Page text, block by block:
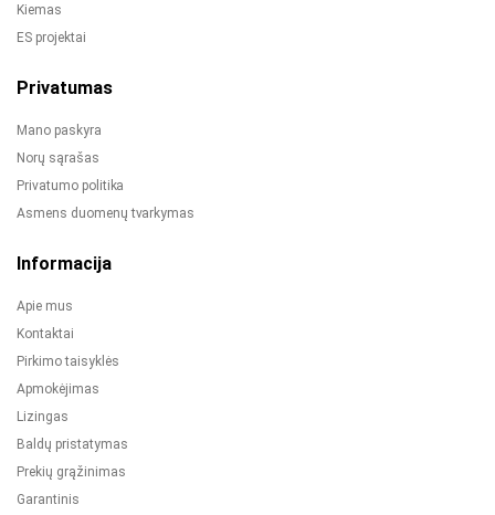
Kiemas
ES projektai
Privatumas
Mano paskyra
Norų sąrašas
Privatumo politika
Asmens duomenų tvarkymas
Informacija
Apie mus
Kontaktai
Pirkimo taisyklės
Apmokėjimas
Lizingas
Baldų pristatymas
Prekių grąžinimas
Garantinis